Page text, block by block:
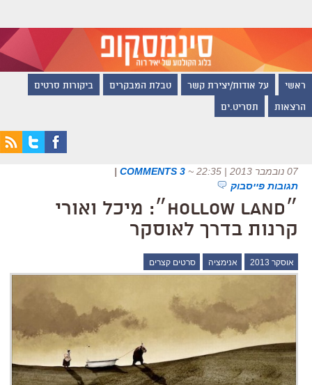
ראשי על אודות/יצירת קשר טבלת המבקרים ביקורות סרטים
הרצאות תסריט.ים
07 נובמבר 2013 | 22:35 ~
3 COMMENTS
|
תגובות פייסבוק
״Hollow Land״: מיכל ואורי
קרנות בדרך לאוסקר
אוסקר 2013 אנימציה סרטים קצרים